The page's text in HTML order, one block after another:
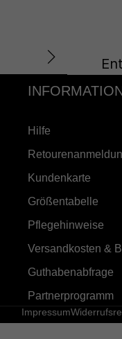
Hilfe
Kundenkarte
Größentabelle
Pflegehinweise
Versandkosten &
Guthabenabfrage
Partnerprogramm
Impressum